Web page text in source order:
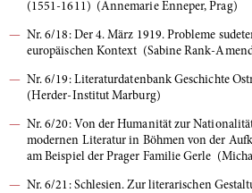
(1551-1611) (Annemarie Enneper, Prag)
Nr. 6/18: Der 4. März 1919. Probleme
europäischen Kontext (Sabine Rank-
Nr. 6/19: Literaturdatenbank Geschichte
(Herder-Institut Marburg)
Nr. 6/20: Von der Humanität zur
modernen Literatur in Böhmen von der
am Beispiel der Prager Familie Gerle
Nr. 6/21: Schlesien. Zur literarischen